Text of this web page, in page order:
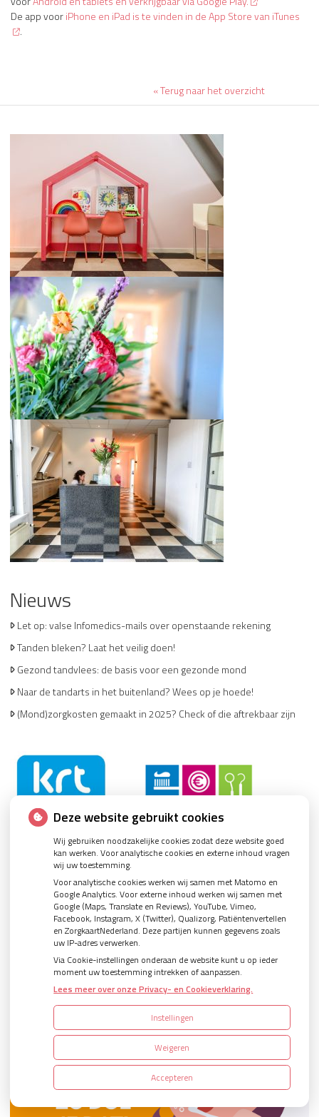
De app vooriPhone en iPad is te vinden in de App Store van iTunes
.
« Terug naar het overzicht
Nieuws
Let op: valse Infomedics-mails over openstaande rekening
Tanden bleken? Laat het veilig doen!
Gezond tandvlees: de basis voor een gezonde mond
Naar de tandarts in het buitenland? Wees op je hoede!
(Mond)zorgkosten gemaakt in 2025? Check of die aftrekbaar zijn
Doe het poetsrondje!
Deze website gebruikt cookies
Wij gebruiken noodzakelijke cookies zodat deze website goed
kan werken. Voor analytische cookies en externe inhoud vragen
wij uw toestemming.
Voor analytische cookies werken wij samen met Matomo en
Google Analytics. Voor externe inhoud werken wij samen met
Google (Maps, Translate en Reviews), YouTube, Vimeo,
Facebook, Instagram, X (Twitter), Qualizorg, Patiëntenvertellen
en ZorgkaartNederland. Deze partijen kunnen gegevens zoals
uw IP-adres verwerken.
Via Cookie-instellingen onderaan de website kunt u op ieder
moment uw toestemming intrekken of aanpassen.
Lees meer over onze Privacy- en Cookieverklaring.
Instellingen
Weigeren
Accepteren